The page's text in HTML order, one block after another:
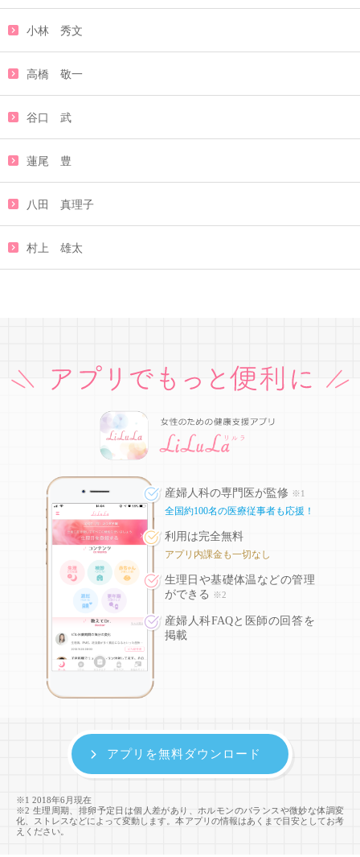
小林 秀文
高橋 敬一
谷口 武
蓮尾 豊
八田 真理子
村上 雄太
産婦人科の専門医が監修 ※1
全国約100名の医療従事者も応援！
利用は完全無料
アプリ内課金も一切なし
生理日や基礎体温などの管理
ができる
※2
産婦人科FAQと医師の回答を
掲載
※1 2018年6月現在
※2 生理周期、排卵予定日は個人差があり、ホルモンのバランスや微妙な体調変
化、ストレスなどによって変動します。本アプリの情報はあくまで目安としてお考
えください。
アプリを無料ダウンロード